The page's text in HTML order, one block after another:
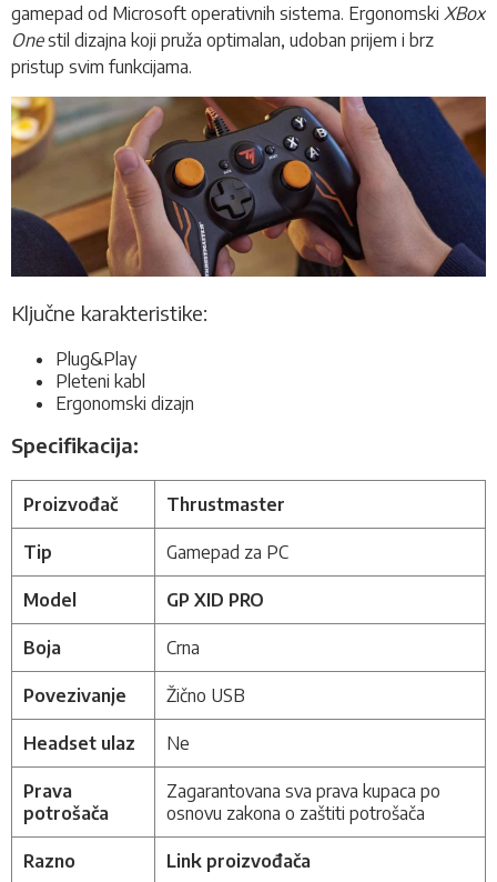
gamepad od Microsoft operativnih sistema. Ergonomski XBox
Onestil dizajna koji pruža optimalan, udoban prijem i brz
pristup svim funkcijama.
Ključne karakteristike:
Plug&Play
Pleteni kabl
Ergonomski dizajn
Specifikacija:
Proizvođač Thrustmaster
Tip Gamepad za PC
Model GP XID PRO
Boja Crna
Povezivanje Žično USB
Headset ulaz Ne
Prava
potrošača
Zagarantovana sva prava kupaca po
osnovu zakona o zaštiti potrošača
Razno Link proizvođača